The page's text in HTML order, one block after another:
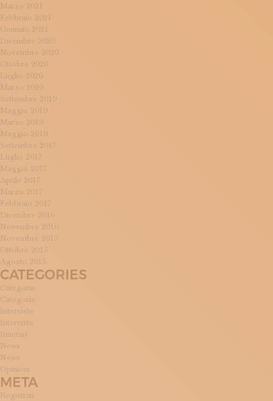
Marzo 2021
Febbraio 2021
Gennaio 2021
Dicembre 2020
Novembre 2020
Ottobre 2020
Luglio 2020
Marzo 2020
Settembre 2019
Maggio 2019
Marzo 2019
Maggio 2018
Settembre 2017
Luglio 2017
Maggio 2017
Aprile 2017
Marzo 2017
Febbraio 2017
Dicembre 2016
Novembre 2016
Novembre 2015
Ottobre 2015
Agosto 2015
CATEGORIES
Categoria
Categoria
Interviste
Interviste
Itinerari
News
News
Opinioni
META
Registrati